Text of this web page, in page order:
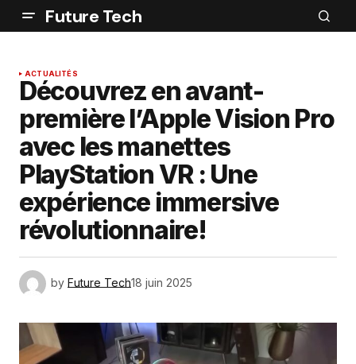
Future Tech
ACTUALITÉS
Découvrez en avant-
première l’Apple Vision Pro
avec les manettes
PlayStation VR : Une
expérience immersive
révolutionnaire!
by Future Tech18 juin 2025